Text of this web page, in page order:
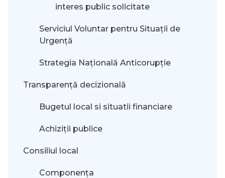
interes public solicitate
Serviciul Voluntar pentru Situații de
Urgență
Strategia Națională Anticorupție
Transparență decizională
Bugetul local si situatii financiare
Achiziții publice
Consiliul local
Componența